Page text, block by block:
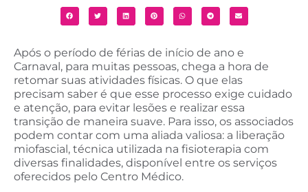
Após o período de férias de início de ano e
Carnaval, para muitas pessoas, chega a hora de
retomar suas atividades físicas. O que elas
precisam saber é que esse processo exige cuidado
e atenção, para evitar lesões e realizar essa
transição de maneira suave. Para isso, os associados
podem contar com uma aliada valiosa: a liberação
miofascial, técnica utilizada na fisioterapia com
diversas finalidades, disponível entre os serviços
oferecidos pelo Centro Médico.